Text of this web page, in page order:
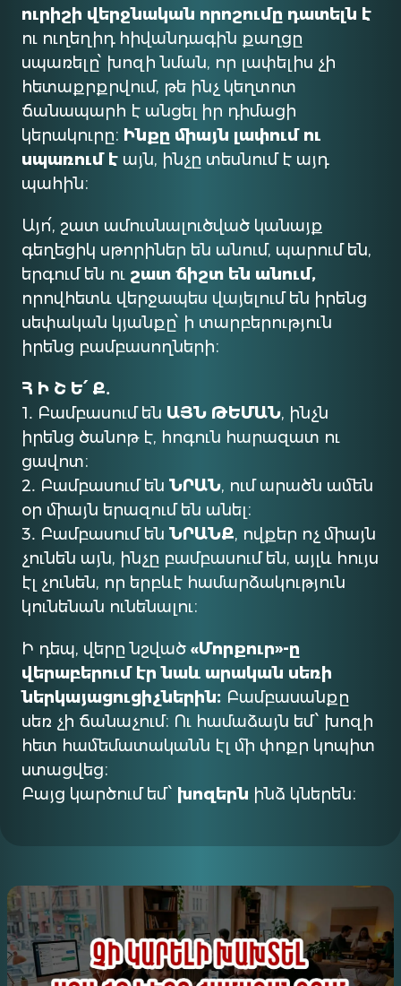
ուրիշի վերջնական որոշումը դատելն է
ու ուղեղիդ հիվանդագին քաղցը
սպառելը՝ խոզի նման, որ լափելիս չի
հետաքրքրվում, թե ինչ կեղտոտ
ճանապարհ է անցել իր դիմացի
կերակուրը։ Ինքը միայն լափում ու
սպառում է այն, ինչը տեսնում է այդ
պահին։
Այո՛, շատ ամուսնալուծված կանայք
գեղեցիկ սթորիներ են անում, պարում են,
երգում են ու շատ ճիշտ են անում,
որովհետև վերջապես վայելում են իրենց
սեփական կյանքը՝ ի տարբերություն
իրենց բամբասողների։
Հ Ի Շ Ե՛ Ք․
1․ Բամբասում են ԱՅՆ ԹԵՄԱՆ, ինչն
իրենց ծանոթ է, հոգուն հարազատ ու
ցավոտ։
2․ Բամբասում են ՆՐԱՆ, ում արածն ամեն
օր միայն երազում են անել։
3․ Բամբասում են ՆՐԱՆՔ, ովքեր ոչ միայն
չունեն այն, ինչը բամբասում են, այլև հույս
էլ չունեն, որ երբևէ համարձակություն
կունենան ունենալու։
Ի դեպ, վերը նշված «Մորքուր»-ը
վերաբերում էր նաև արական սեռի
ներկայացուցիչներին։ Բամբասանքը
սեռ չի ճանաչում։ Ու համաձայն եմ՝ խոզի
հետ համեմատականն էլ մի փոքր կոպիտ
ստացվեց։
Բայց կարծում եմ՝ խոզերն ինձ կներեն։